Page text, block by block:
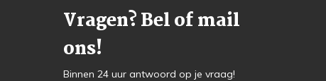
Vragen? Bel of mail
ons!
Binnen 24 uur antwoord op je vraag!